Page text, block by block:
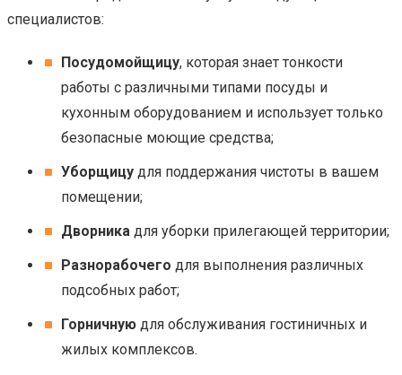
специалистов:
Посудомойщицу, которая знает тонкости
работы с различными типами посуды и
кухонным оборудованием и использует только
безопасные моющие средства;
Уборщицу для поддержания чистоты в вашем
помещении;
Дворника для уборки прилегающей территории;
Разнорабочего для выполнения различных
подсобных работ;
Горничную для обслуживания гостиничных и
жилых комплексов.